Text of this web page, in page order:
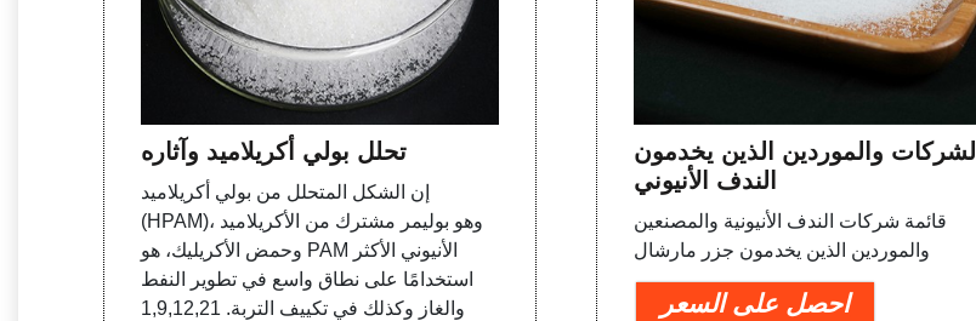
تحلل بولي أكريلاميد وآثاره
إن الشكل المتحلل من بولي أكريلاميد
(HPAM)، وهو بوليمر مشترك من الأكريلاميد
وحمض الأكريليك، هو PAM الأنيوني الأكثر
استخدامًا على نطاق واسع في تطوير النفط
والغاز وكذلك في تكييف التربة. 1,9,12,21
الشركات والموردين الذين يخدمون
الندف الأنيوني
قائمة شركات الندف الأنيونية والمصنعين
والموردين الذين يخدمون جزر مارشال
احصل على السعر